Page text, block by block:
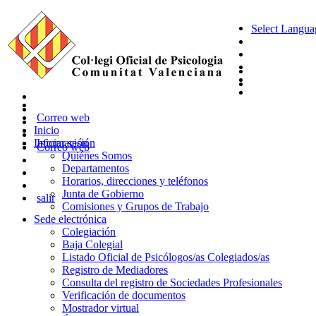
Select
Correo web
Iniciar sesión
Correo web
salir
Inicio
Información
Quiénes Somos
Departamentos
Horarios, direcciones y teléfonos
Junta de Gobierno
Comisiones y Grupos de Trabajo
Sede electrónica
Colegiación
Baja Colegial
Listado Oficial de Psicólogos/as Colegiados/as
Registro de Mediadores
Consulta del registro de Sociedades Profesionales
Verificación de documentos
Mostrador virtual